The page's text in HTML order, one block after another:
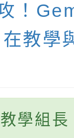
！
教學
學組長